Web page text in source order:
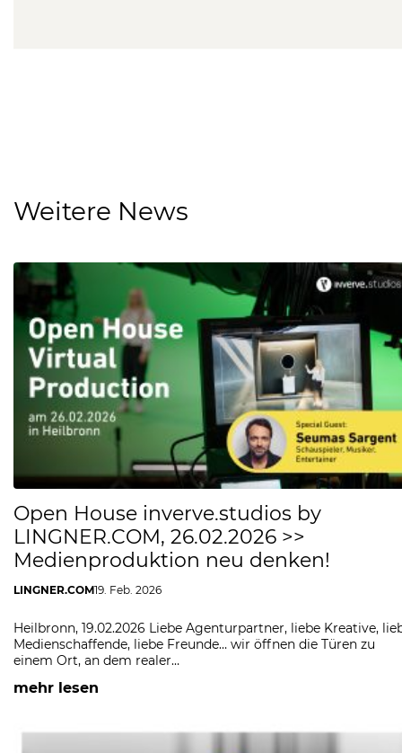
Weitere News
Open House inverve.studios by
LINGNER.COM, 26.02.2026 >>
Medienproduktion neu denken!
LINGNER.COM19. Feb. 2026
Heilbronn, 19.02.2026 Liebe Agenturpartner, liebe Kreative,
Medienschaffende, liebe Freunde… wir öffnen die Türen zu
einem Ort, an dem realer…
mehr lesen